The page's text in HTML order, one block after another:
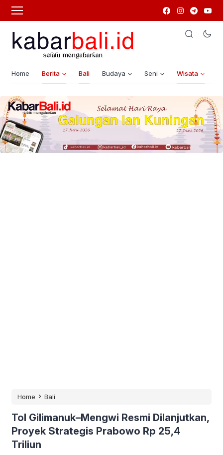
Home Berita Bali Budaya Seni Wisata
Home › Bali
Tol Gilimanuk–Mengwi Resmi Dilanjutkan,
Proyek Strategis Prabowo Rp 25,4
Triliun